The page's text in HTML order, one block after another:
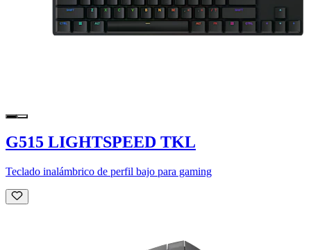
G515 LIGHTSPEED TKL
Teclado inalámbrico de perfil bajo para gaming